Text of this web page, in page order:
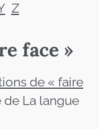
Z
face »
de « faire
La langue